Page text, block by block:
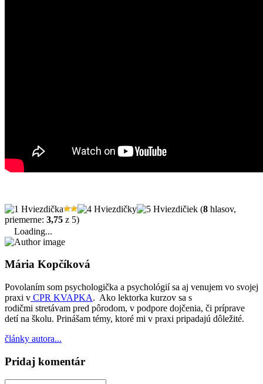
(8 hlasov,
priemerne: 3,75 z 5)
Loading...
Mária Kopčíková
Povolaním som psychologička a psychológií sa aj venujem vo svojej
praxi v CPR KVAPKA. Ako lektorka kurzov sa s
rodičmi stretávam pred pôrodom, v podpore dojčenia, či príprave
detí na školu. Prinášam témy, ktoré mi v praxi pripadajú dôležité.
články autora...
Pridaj komentár